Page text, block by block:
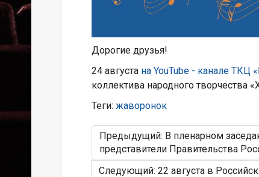
Дорогие друзья!
24 августа на YouTube - канале ТКЦ
коллектива народного творчества
Теги: жаворонок
Предыдущий: В пленарном
представители Правительства
Следующий: 22 августа в